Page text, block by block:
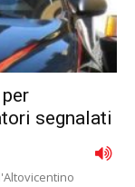
segnalati